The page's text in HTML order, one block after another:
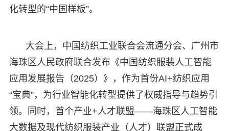
化转型的“中国样板”。
大会上，中国纺织工业联合会流通分会、广州市
海珠区人民政府联合发布《中国纺织服装人工智能
应用发展报告（2025）》，作为首份AI+纺织应用
“宝典”，为行业智能化转型提供了权威指导与趋势引
领。同时，首个产业+人才联盟——海珠区人工智能
大数据及现代纺织服装产业（人才）联盟正式成